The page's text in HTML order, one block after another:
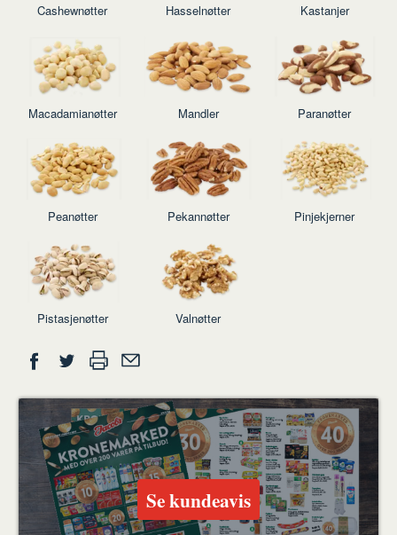
Cashewnøtter Hasselnøtter Kastanjer
Macadamianøtter Mandler Paranøtter
Peanøtter Pekannøtter Pinjekjerner
Pistasjenøtter Valnøtter
Del
på
Facebook
på
Twitter
ut en
venn
Se kundeavis